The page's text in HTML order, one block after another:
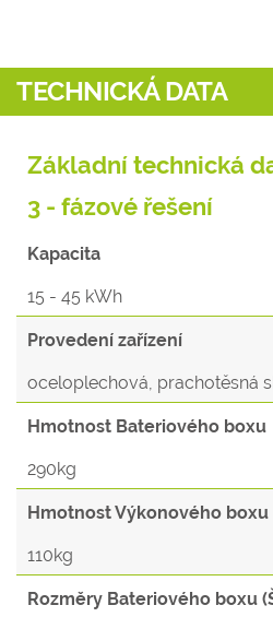
TECHNICKÁ DATA
Základní technická
3 - fázové řešení
Kapacita
15 - 45 kWh
Provedení zařízení
oceloplechová, prachotěsná
Hmotnost Bateriového boxu
290kg
Hmotnost Výkonového boxu
110kg
Rozměry Bateriového boxu